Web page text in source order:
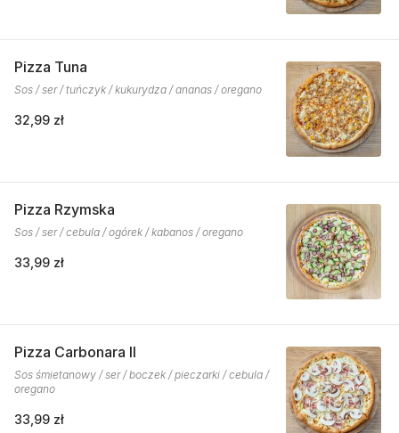
Pizza Tuna
Sos / ser / tuńczyk / kukurydza / ananas / oregano
32,99 zł
Pizza Rzymska
Sos / ser / cebula / ogórek / kabanos / oregano
33,99 zł
Pizza Carbonara II
Sos śmietanowy / ser / boczek / pieczarki / cebula /
oregano
33,99 zł